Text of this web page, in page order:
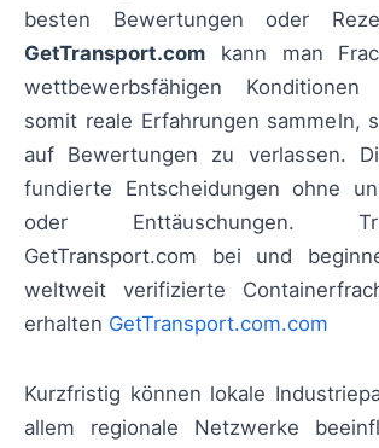
besten Bewertungen oder
GetTransport.com kann man
wettbewerbsfähigen
somit reale Erfahrungen sammeln,
auf Bewertungen zu verlassen.
fundierte Entscheidungen ohne
oder Enttäuschungen.
GetTransport.com bei und
weltweit verifizierte
erhalten GetTransport.com.com
Kurzfristig können lokale
allem regionale Netzwerke